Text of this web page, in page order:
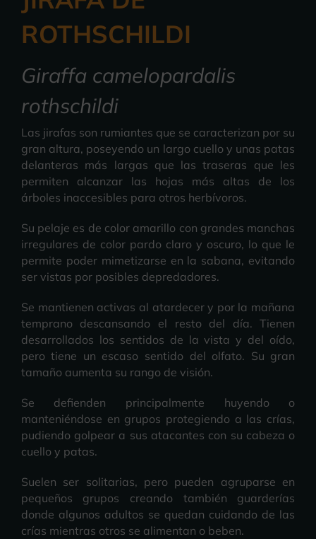
ROTHSCHILDI
Giraffa camelopardalis
rothschildi
Las jirafas son rumiantes que se caracterizan por su
gran altura, poseyendo un largo cuello y unas patas
delanteras más largas que las traseras que les
permiten alcanzar las hojas más altas de los
árboles inaccesibles para otros herbívoros.
Su pelaje es de color amarillo con grandes manchas
irregulares de color pardo claro y oscuro, lo que le
permite poder mimetizarse en la sabana, evitando
ser vistas por posibles depredadores.
Se mantienen activas al atardecer y por la mañana
temprano descansando el resto del día. Tienen
desarrollados los sentidos de la vista y del oído,
pero tiene un escaso sentido del olfato. Su gran
tamaño aumenta su rango de visión.
Se defienden principalmente huyendo o
manteniéndose en grupos protegiendo a las crías,
pudiendo golpear a sus atacantes con su cabeza o
cuello y patas.
Suelen ser solitarias, pero pueden agruparse en
pequeños grupos creando también guarderías
donde algunos adultos se quedan cuidando de las
crías mientras otros se alimentan o beben.